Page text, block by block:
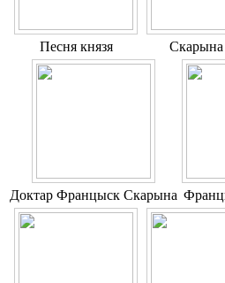
Песня князя Скарына
Доктар Францыск Скарына